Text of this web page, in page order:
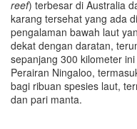
reef) terbesar di Australia
karang tersehat yang ada
pengalaman bawah laut
dekat dengan daratan,
sepanjang 300 kilometer
Perairan Ningaloo,
bagi ribuan spesies laut,
dan pari manta.